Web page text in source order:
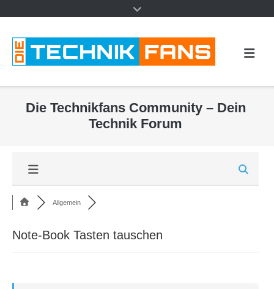
Die Technikfans Community – Dein
Technik Forum
Allgemein
Note-Book Tasten tauschen